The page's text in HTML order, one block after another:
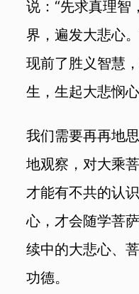
说：“先求真理智
界，遍发大悲心
现前了胜义智慧
生，生起大悲悯
我们需要再再地
地观察，对大乘
才能有不共的认
心，才会随学菩
续中的大悲心、
功德。